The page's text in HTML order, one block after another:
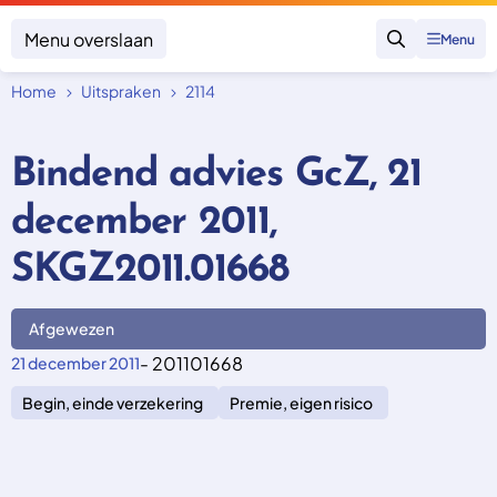
Menu overslaan
Zoeken
Menu
Onderwerpen
Zorgverzekering afsluiten
Vergoeding van zorg
Zorg in het buitenland
Geen zorgverzekering
Focus en impact
Uitspraken
Over SKGZ
Nieuws
Home Uitspraken 2114
Bindend advies GcZ, 21
december 2011,
SKGZ2011.01668
Afgewezen
21 december 2011- 201101668
Begin, einde verzekering Premie, eigen risico